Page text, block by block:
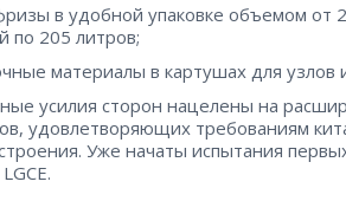
в удобной упаковке объемом от
по 205 литров;
материалы в картушах для узлов
усилия сторон нацелены на
удовлетворяющих требованиям
Уже начаты испытания